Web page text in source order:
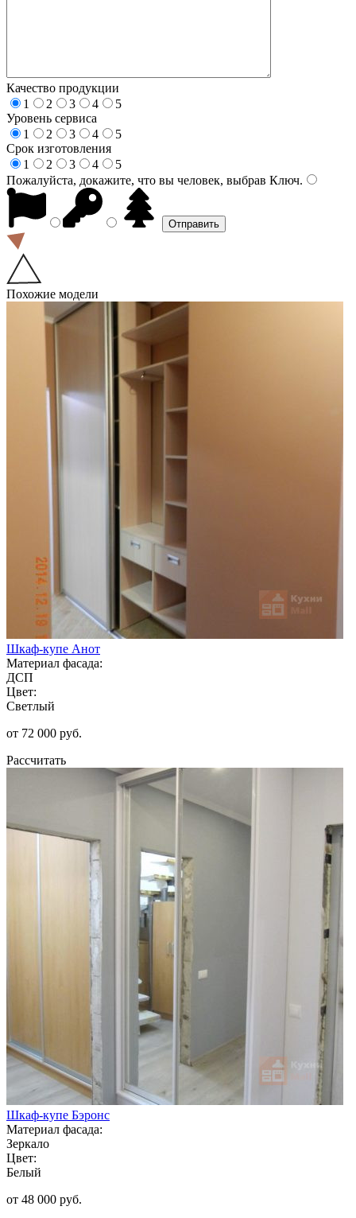
Качество продукции
1
2 3 4
5
Уровень сервиса
1
2 3 4
5
Срок изготовления
1
2 3 4
5
Пожалуйста, докажите, что вы человек, выбрав Ключ.
Похожие модели
Шкаф-купе Анот
Материал фасада:
ДСП
Цвет:
Светлый
от 72 000 руб.
Рассчитать
Шкаф-купе Бэронс
Материал фасада:
Зеркало
Цвет:
Белый
от 48 000 руб.